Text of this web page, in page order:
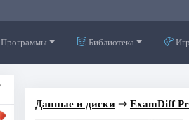
Программы Библиотека
Данные и диски⇒ ExamDiff